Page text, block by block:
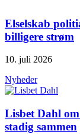
Elselskab
billigere strøm
10. juli 2026
Nyheder
Lisbet Dahl
stadig sammen